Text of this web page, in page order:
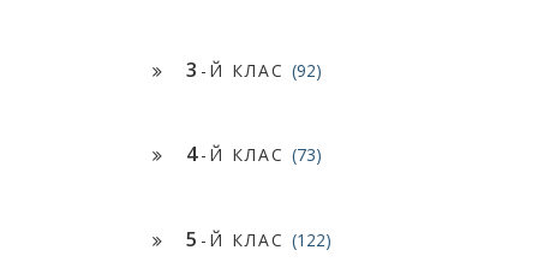
3 -Й КЛАС (92)
4-Й КЛАС (73)
5 -Й КЛАС (122)